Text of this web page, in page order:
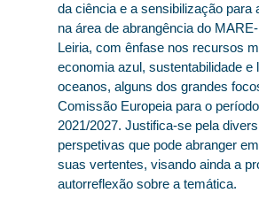
da ciência e a sensibilização para
na área de abrangência do
Leiria, com ênfase nos recursos
economia azul, sustentabilidade e
oceanos, alguns dos grandes
Comissão Europeia para o
2021/2027. Justifica-se pela
perspetivas que pode abranger
suas vertentes, visando ainda a
autorreflexão sobre a temática.